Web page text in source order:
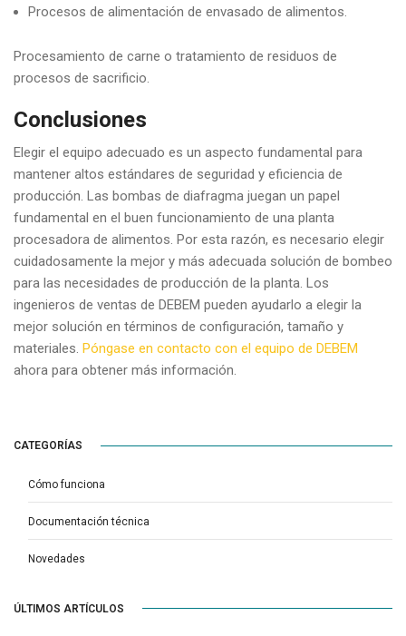
Procesos de alimentación de envasado de alimentos.
Procesamiento de carne o tratamiento de residuos de
procesos de sacrificio.
Conclusiones
Elegir el equipo adecuado es un aspecto fundamental para
mantener altos estándares de seguridad y eficiencia de
producción. Las bombas de diafragma juegan un papel
fundamental en el buen funcionamiento de una planta
procesadora de alimentos. Por esta razón, es necesario elegir
cuidadosamente la mejor y más adecuada solución de bombeo
para las necesidades de producción de la planta. Los
ingenieros de ventas de DEBEM pueden ayudarlo a elegir la
mejor solución en términos de configuración, tamaño y
materiales. Póngase en contacto con el equipo de DEBEM
ahora para obtener más información.
CATEGORÍAS
Cómo funciona
Documentación técnica
Novedades
ÚLTIMOS ARTÍCULOS